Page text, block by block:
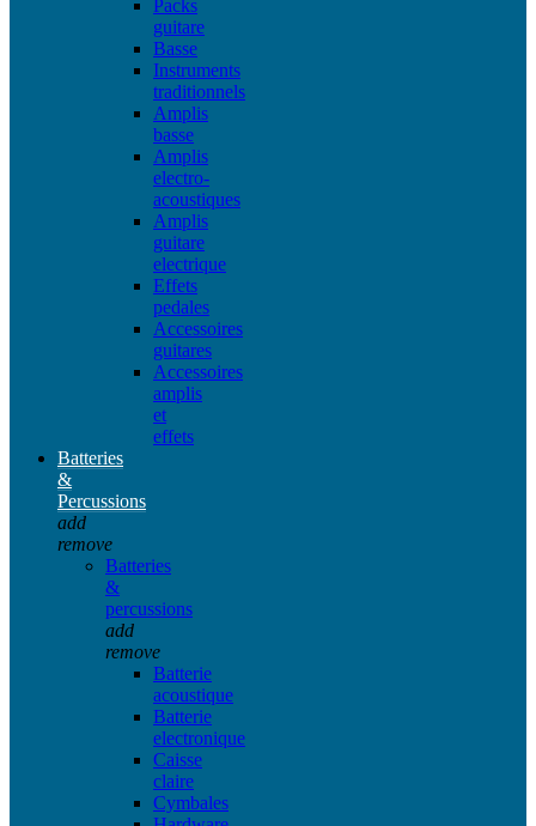
Packs
guitare
Basse
Instruments
traditionnels
Amplis
basse
Amplis
electro-
acoustiques
Amplis
guitare
electrique
Effets
pedales
Accessoires
guitares
Accessoires
amplis
et
effets
Batteries
&
Percussions
add
remove
Batteries
&
percussions
add
remove
Batterie
acoustique
Batterie
electronique
Caisse
claire
Cymbales